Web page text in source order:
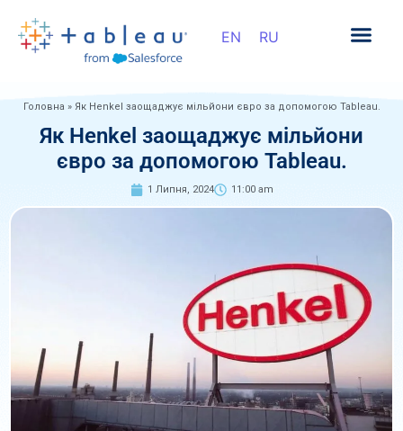
Головна » Як Henkel заощаджує мільйони євро за допомогою Tableau.
Як Henkel заощаджує мільйони
євро за допомогою Tableau.
1 Липня, 2024 11:00 am